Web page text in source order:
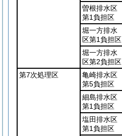
曽根排水区
第1負担区
堀一方排水
区第1負担区
堀一方排水
区第2負担区
第7次処理区
亀崎排水区
第5負担区
細島排水区
第1負担区
塩田排水区
第1負担区